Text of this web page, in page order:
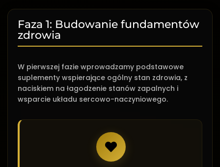
Faza 1: Budowanie fundamentów
zdrowia
W pierwszej fazie wprowadzamy podstawowe
suplementy wspierające ogólny stan zdrowia, z
naciskiem na łagodzenie stanów zapalnych i
wsparcie układu sercowo-naczyniowego.